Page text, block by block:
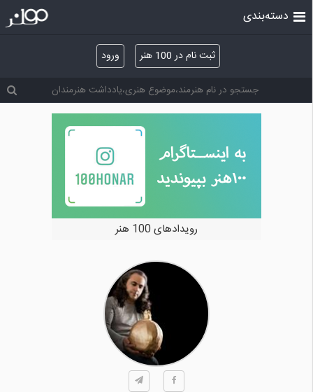
ثبت نام در 100 هنر ورود
دسته‌بندی
خرید و فروش آثار هنری